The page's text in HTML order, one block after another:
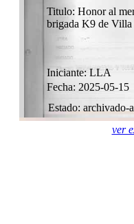
Titulo: Honor al
brigada K9 de Villa
Fecha: 2025-05-15
Estado: archivado-
Iniciante: LLA
ver